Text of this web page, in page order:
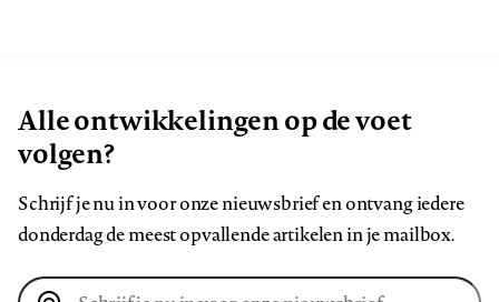
Alle ontwikkelingen op de voet
volgen?
Schrijf je nu in voor onze nieuwsbrief en ontvang iedere
donderdag de meest opvallende artikelen in je mailbox.